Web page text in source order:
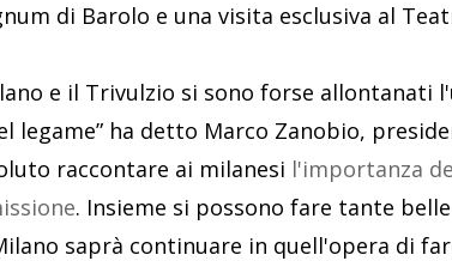
di Barolo e una visita esclusiva al
e il Trivulzio si sono forse allontanati
legame” ha detto Marco Zanobio,
raccontare ai milanesi l'importanza
. Insieme si possono fare tante
saprà continuare in quell'opera di